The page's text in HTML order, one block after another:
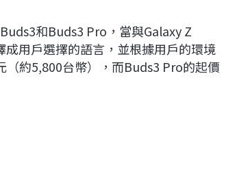
和Buds3 Pro，當與Galaxy Z
用戶選擇的語言，並根據用戶的環境
（約5,800台幣），而Buds3 Pro的起價